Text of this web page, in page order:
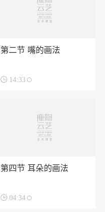
第二节 嘴的画法
 14:33
第四节 耳朵的画法
 04:34